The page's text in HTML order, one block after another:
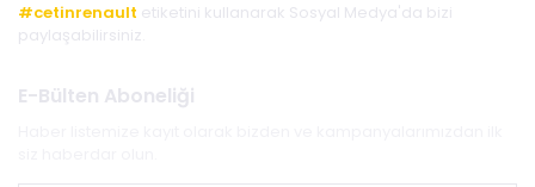
#cetinrenault etiketini kullanarak Sosyal Medya'da bizi
paylaşabilirsiniz.
E-Bülten Aboneliği